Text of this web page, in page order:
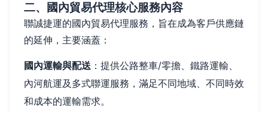
二、國內貿易代理核心服務內容
聯誠捷運的國內貿易代理服務，旨在成為客戶供應鏈
的延伸，主要涵蓋：
國內運輸與配送 ：提供公路整車/零擔、鐵路運輸、
內河航運及多式聯運服務，滿足不同地域、不同時效
和成本的運輸需求。